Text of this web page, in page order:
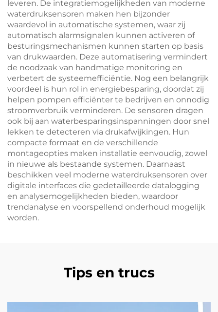
leveren. De integratiemogelijkheden van moderne
waterdruksensoren maken hen bijzonder
waardevol in automatische systemen, waar zij
automatisch alarmsignalen kunnen activeren of
besturingsmechanismen kunnen starten op basis
van drukwaarden. Deze automatisering vermindert
de noodzaak van handmatige monitoring en
verbetert de systeemefficiëntie. Nog een belangrijk
voordeel is hun rol in energiebesparing, doordat zij
helpen pompen efficiënter te bedrijven en onnodig
stroomverbruik verminderen. De sensoren dragen
ook bij aan waterbesparingsinspanningen door snel
lekken te detecteren via drukafwijkingen. Hun
compacte formaat en de verschillende
montageopties maken installatie eenvoudig, zowel
in nieuwe als bestaande systemen. Daarnaast
beschikken veel moderne waterdruksensoren over
digitale interfaces die gedetailleerde datalogging
en analysemogelijkheden bieden, waardoor
trendanalyse en voorspellend onderhoud mogelijk
worden.
Tips en trucs